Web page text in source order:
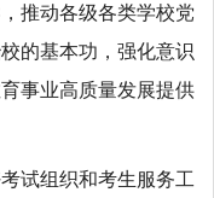
推动各级各类学校党
的基本功，强化意识
事业高质量发展提供
试组织和考生服务工